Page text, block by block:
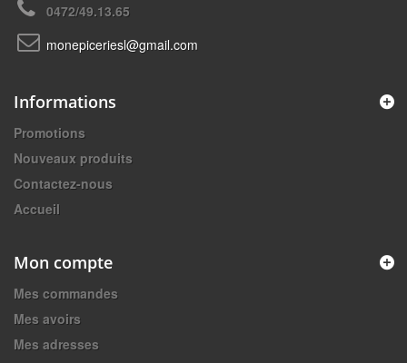
0472/49.13.65
monepiceriesl@gmail.com
Informations
Promotions
Nouveaux produits
Contactez-nous
Accueil
Mon compte
Mes commandes
Mes avoirs
Mes adresses